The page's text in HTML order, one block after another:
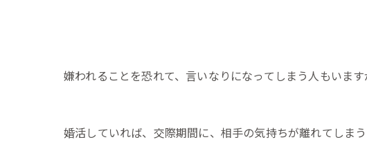
嫌われることを恐れて、言いなりになってしまう人もいま
婚活していれば、交際期間に、相手の気持ちが離れてしま